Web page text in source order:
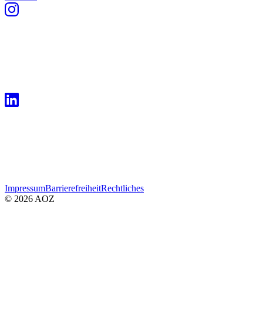
ImpressumBarrierefreiheitRechtliches
© 2026 AOZ